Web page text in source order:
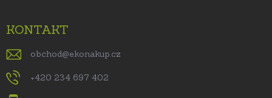
KONTAKT
obchod@ekonakup.cz
+420 234 697 402